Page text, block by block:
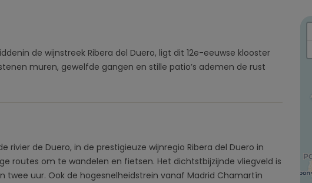
de wijnstreek Ribera del Duero, ligt dit 12e-eeuwse klooster
muren, gewelfde gangen en stille patio’s ademen de rust
de Duero, in de prestigieuze wijnregio Ribera del Duero in
routes om te wandelen en fietsen. Het dichtstbijzijnde vliegveld is
uur. Ook de hogesnelheidstrein vanaf Madrid Chamartín